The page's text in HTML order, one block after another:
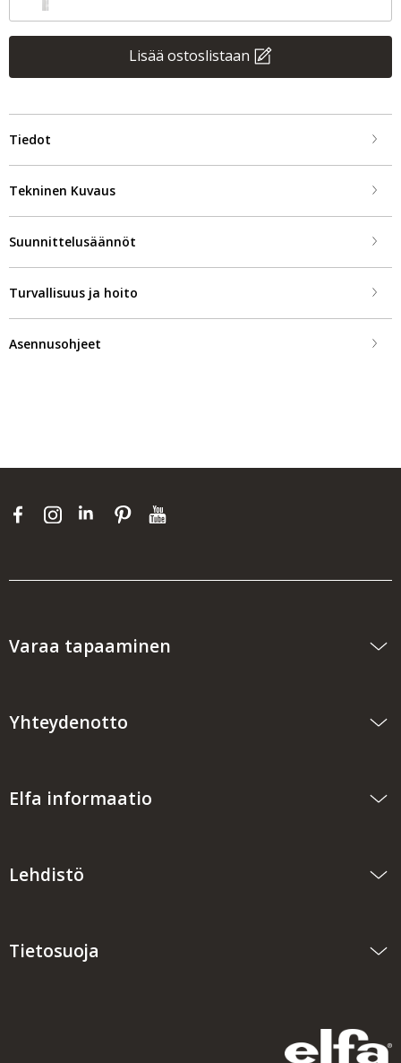
Lisää ostoslistaan
Tiedot
Tekninen Kuvaus
Suunnittelusäännöt
Turvallisuus ja hoito
Asennusohjeet
Varaa tapaaminen
Yhteydenotto
Elfa informaatio
Lehdistö
Tietosuoja